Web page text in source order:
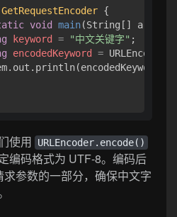
GetRequestEncoder {
void main(String[] args)
keyword = "中文关键字" ;
encodedKeyword =
使用 URLEncoder.encode()
编码格式为 UTF-8。编码后
参数的一部分，确保中文字